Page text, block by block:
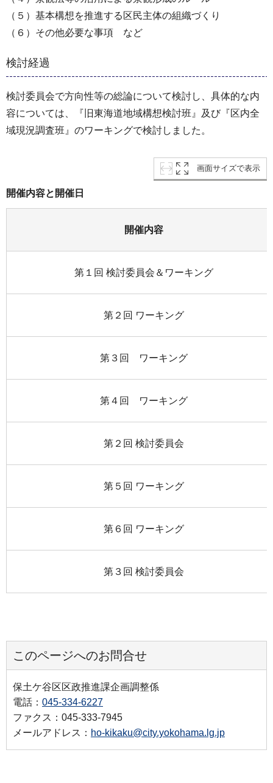
（５）基本構想を推進する区民主体の組織づくり
（６）その他必要な事項 など
検討経過
検討委員会で方向性等の総論について検討し、具体的な内
容については、『旧東海道地域構想検討班』及び『区内全
域現況調査班』のワーキングで検討しました。
画面サイズで表示
開催内容と開催日
開催内容
第１回 検討委員会＆ワーキング
第２回 ワーキング
第３回 ワーキング
第４回 ワーキング
第２回 検討委員会
第５回 ワーキング
第６回 ワーキング
第３回 検討委員会
このページへのお問合せ
保土ケ谷区区政推進課企画調整係
電話： 045-334-6227
ファクス：045-333-7945
メールアドレス： ho-kikaku@city.yokohama.lg.jp